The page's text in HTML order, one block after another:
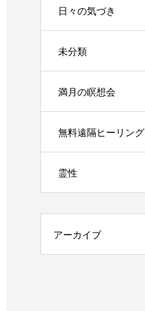
日々の気づき
未分類
満月の瞑想会
無料遠隔ヒーリング
霊性
アーカイブ